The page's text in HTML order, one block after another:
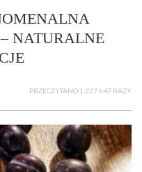
NATURALNE
PRZECZYTANO 1 227 647 RAZY